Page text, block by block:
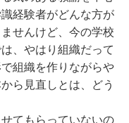
経験者がどんな方が
せんけど、今の学校
、やはり組織だって
組織を作りながらや
ら見直しとは、どう
てもらっていないの